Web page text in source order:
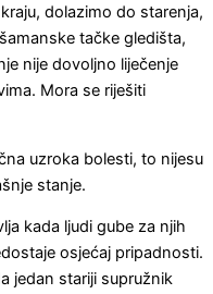
dolazimo do starenja,
tačke gledišta,
nije dovoljno liječenje
Mora se riješiti
uzroka bolesti, to nijesu
stanje.
kada ljudi gube za njih
osjećaj pripadnosti.
jedan stariji supružnik